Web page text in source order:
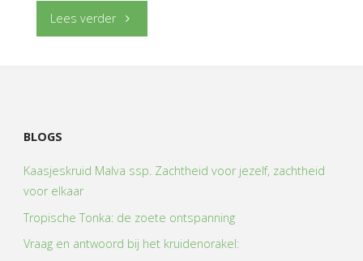
Lees verder"Astrologieblog:
BLOGS
Kaasjeskruid Malva ssp. Zachtheid voor jezelf, zachtheid
voor elkaar
Tropische Tonka: de zoete ontspanning
Vraag en antwoord bij het kruidenorakel: